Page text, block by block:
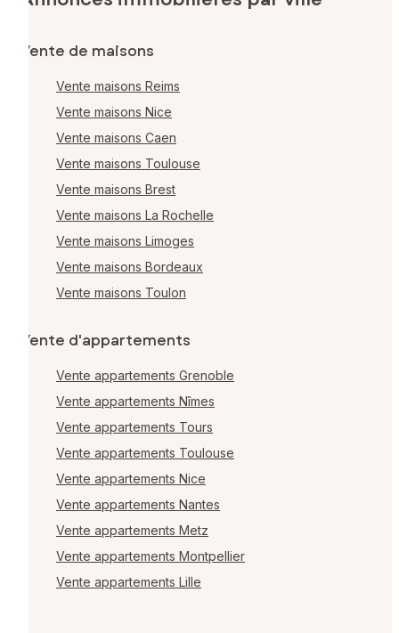
Vente de maisons
Vente maisons Reims
Vente maisons Nice
Vente maisons Caen
Vente maisons Toulouse
Vente maisons Brest
Vente maisons La Rochelle
Vente maisons Limoges
Vente maisons Bordeaux
Vente maisons Toulon
Vente d'appartements
Vente appartements Grenoble
Vente appartements Nîmes
Vente appartements Tours
Vente appartements Toulouse
Vente appartements Nice
Vente appartements Nantes
Vente appartements Metz
Vente appartements Montpellier
Vente appartements Lille